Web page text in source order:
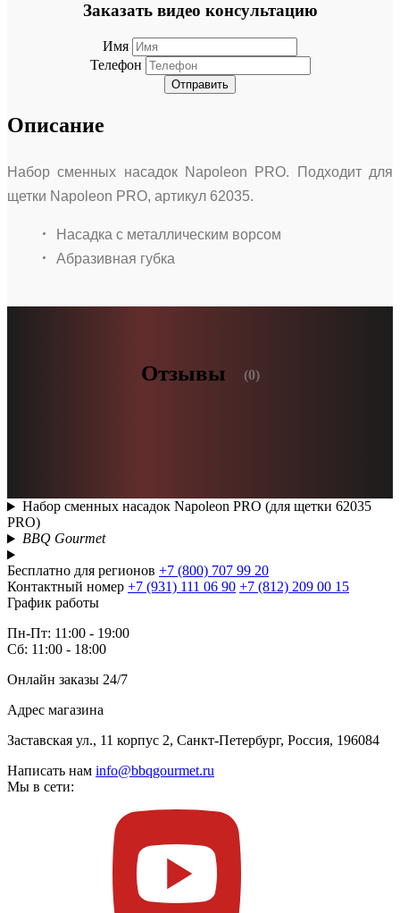
Заказать видео консультацию
Имя
Телефон
Отправить
Описание
Набор сменных насадок Napoleon PRO. Подходит для
щетки Napoleon PRO, артикул 62035.
Насадка с металлическим ворсом
Абразивная губка
Отзывы (0)
Набор сменных насадок Napoleon PRO (для щетки 62035
PRO)
BBQ Gourmet
Бесплатно для регионов +7 (800) 707 99 20
Контактный номер +7 (931) 111 06 90 +7 (812) 209 00 15
График работы
Пн-Пт: 11:00 - 19:00
Сб: 11:00 - 18:00
Онлайн заказы 24/7
Адрес магазина
Заставская ул., 11 корпус 2, Санкт-Петербург, Россия, 196084
Написать нам info@bbqgourmet.ru
Мы в сети: